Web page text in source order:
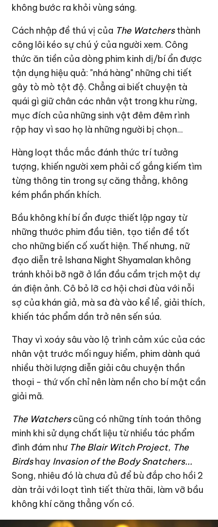
không bước ra khỏi vùng sáng.
Cách nhập đề thú vị của The Watchersthành
công lôi kéo sự chú ý của người xem. Công
thức ăn tiền của dòng phim kinh dị/bí ẩn được
tận dụng hiệu quả: "nhá hàng" những chi tiết
gây tò mò tột độ. Chẳng ai biết chuyện tà
quái gì giữ chân các nhân vật trong khu rừng,
mục đích của những sinh vật đêm đêm rình
rập hay vì sao họ là những người bị chọn...
Hàng loạt thắc mắc đánh thức trí tưởng
tượng, khiến người xem phải cố gắng kiếm tìm
từng thông tin trong sự căng thẳng, không
kém phần phấn khích.
Bầu không khí bí ẩn được thiết lập ngay từ
những thước phim đầu tiên, tạo tiền đề tốt
cho những biến cố xuất hiện. Thế nhưng, nữ
đạo diễn trẻ Ishana Night Shyamalan không
tránh khỏi bỡ ngỡ ở lần đầu cầm trịch một dự
án điện ảnh. Cô bỏ lỡ cơ hội chơi đùa với nỗi
sợ của khán giả, mà sa đà vào kể lể, giải thích,
khiến tác phẩm dần trở nên sến súa.
Thay vì xoáy sâu vào lộ trình cảm xúc của các
nhân vật trước mối nguy hiểm, phim dành quá
nhiều thời lượng diễn giải câu chuyện thần
thoại - thứ vốn chỉ nên làm nền cho bí mật cần
giải mã.
The Watcherscũng có những tính toán thông
minh khi sử dụng chất liệu từ nhiều tác phẩm
đình đám như The Blair Witch Project, The
Birdshay Invasion of the Body Snatchers...
Song, nhiêu đó là chưa đủ để bù đắp cho hồi 2
dàn trải với loạt tình tiết thừa thãi, làm vỡ bầu
không khí căng thẳng vốn có.